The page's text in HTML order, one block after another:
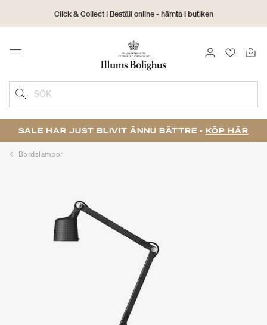
Click & Collect | Beställ online - hämta i butiken
30 dagars returrätt
Menu LOGGA IN
SÖK
SALE HAR JUST BLIVIT ÄNNU BÄTTRE - KÖP HÄR
Bordslampor